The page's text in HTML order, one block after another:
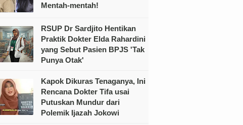
Mentah-mentah!
RSUP Dr Sardjito Hentikan
Praktik Dokter Elda Rahardini
yang Sebut Pasien BPJS 'Tak
Punya Otak'
Kapok Dikuras Tenaganya, Ini
Rencana Dokter Tifa usai
Putuskan Mundur dari
Polemik Ijazah Jokowi